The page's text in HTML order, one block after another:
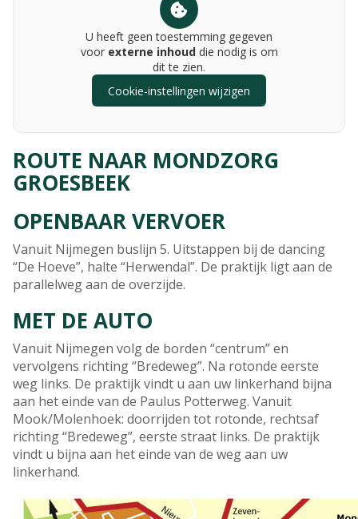
U heeft geen toestemming gegeven
voor externe inhouddie nodig is om
dit te zien.
Cookie-instellingen wijzigen
ROUTE NAAR MONDZORG
GROESBEEK
OPENBAAR VERVOER
Vanuit Nijmegen buslijn 5. Uitstappen bij de dancing
“De Hoeve”, halte “Herwendal”. De praktijk ligt aan de
parallelweg aan de overzijde.
MET DE AUTO
Vanuit Nijmegen volg de borden “centrum” en
vervolgens richting “Bredeweg”. Na rotonde eerste
weg links. De praktijk vindt u aan uw linkerhand bijna
aan het einde van de Paulus Potterweg. Vanuit
Mook/Molenhoek: doorrijden tot rotonde, rechtsaf
richting “Bredeweg”, eerste straat links. De praktijk
vindt u bijna aan het einde van de weg aan uw
linkerhand.